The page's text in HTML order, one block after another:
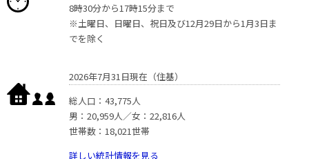
8時30分から17時15分まで
※土曜日、日曜日、祝日及び12月29日から1月3日ま
でを除く
2026年7月31日現在（住基）
総人口：43,775人
男：20,959人／女：22,816人
世帯数：18,021世帯
詳しい統計情報を見る